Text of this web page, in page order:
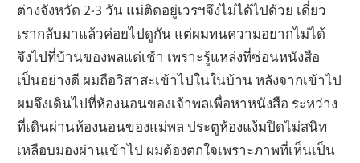
ต่างจังหวัด 2-3 วัน แม่ติดอยู่เวรฯจึงไม่ได้ไปด้วย เดี๋ยว
เรากลับมาแล้วค่อยไปดูกัน แต่ผมทนความอยากไม่ได้
จึงไปที่บ้านของพลแต่เช้า เพราะรู้แหล่งที่ซ่อนหนังสือ
เป็นอย่างดี ผมถือวิสาสะเข้าไปในในบ้าน หลังจากเข้าไป
ผมจึงเดินไปที่ห้องนอนของเจ้าพลเพื่อหาหนังสือ ระหว่าง
ที่เดินผ่านห้องนอนของแม่พล ประตูห้องแง้มปิดไม่สนิท
เหลือบมองผ่านเข้าไป ผมต้องตกใจเพราะภาพที่เห็นเป็น